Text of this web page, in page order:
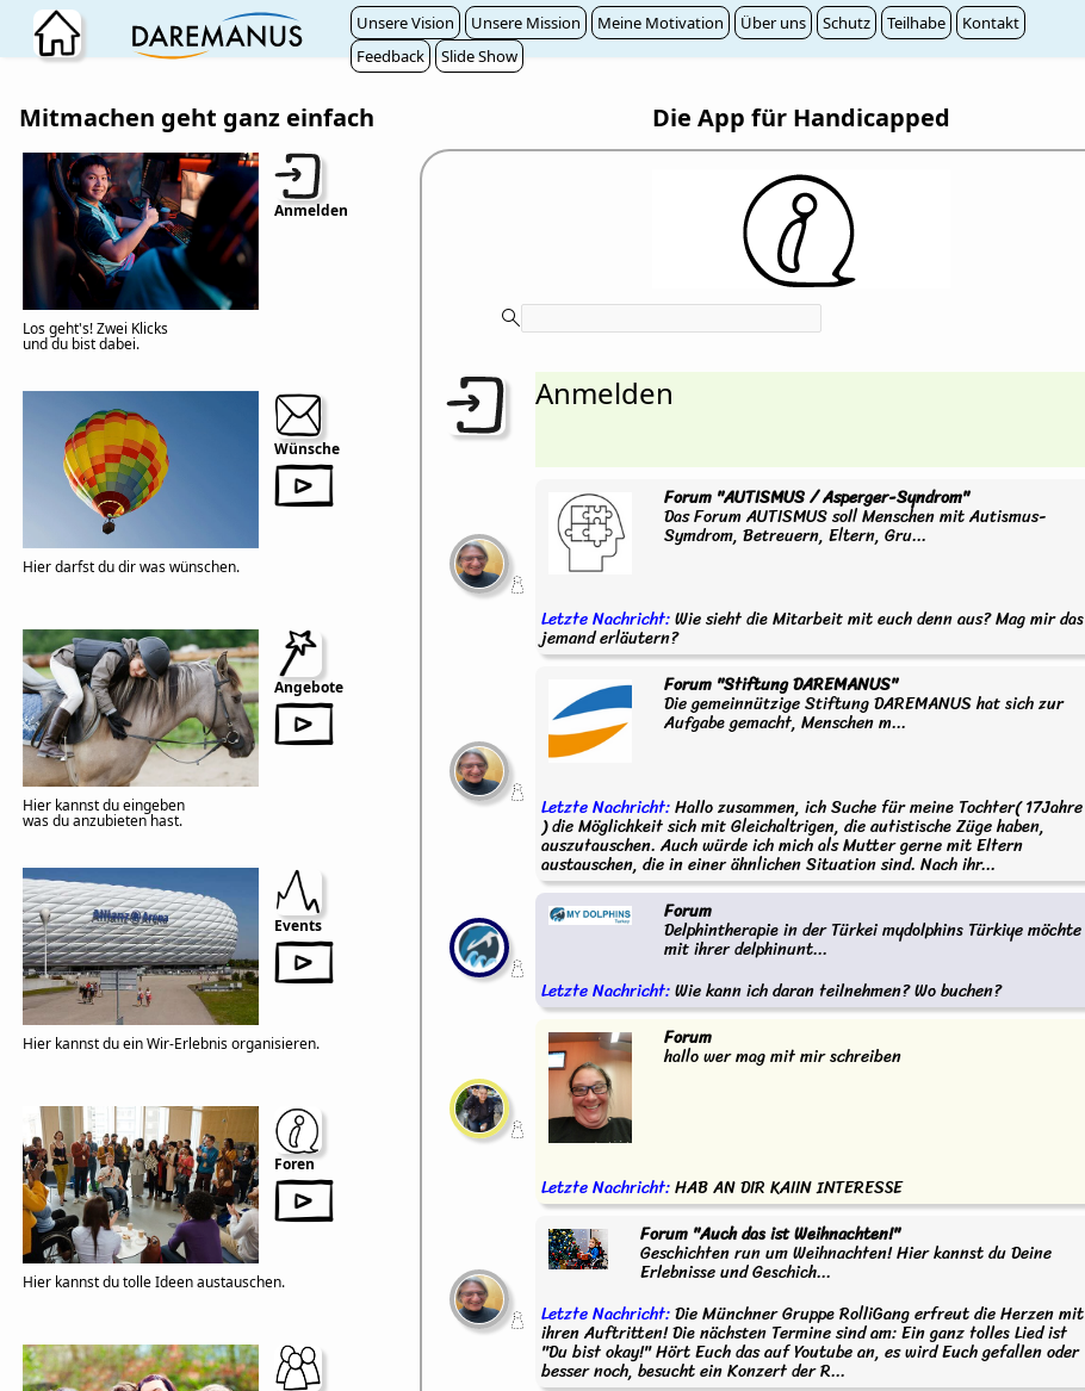
Zum Hauptinhalt wechseln Unsere Vision Unsere Mission Meine Motivation Über uns Schutz Teilhabe
Kontakt
Feedback
Slide Show
Mitmachen geht ganz einfach Die App für Handicapped
Anmelden
Los geht's! Zwei Klicks
und du bist dabei.
Wünsche
Hier darfst du dir was wünschen.
Angebote
Hier kannst du eingeben
was du anzubieten hast.
Events
Hier kannst du ein Wir-Erlebnis organisieren.
Foren
Hier kannst du tolle Ideen austauschen.
Anmelden
Forum "AUTISMUS / Asperger-Syndrom"
Das Forum AUTISMUS soll Menschen mit Autismus-
Symdrom, Betreuern, Eltern, Gru...
Letzte Nachricht:Wie sieht die Mitarbeit mit euch denn aus? Mag mir das
jemand erläutern?
Forum "Stiftung DAREMANUS"
Die gemeinnützige Stiftung DAREMANUS hat sich zur
Aufgabe gemacht, Menschen m...
Letzte Nachricht:Hallo zusammen, ich Suche für meine Tochter( 17Jahre
) die Möglichkeit sich mit Gleichaltrigen, die autistische Züge haben,
auszutauschen. Auch würde ich mich als Mutter gerne mit Eltern
austauschen, die in einer ähnlichen Situation sind. Nach ihr...
Forum
Delphintherapie in der Türkei mydolphins Türkiye möchte
mit ihrer delphinunt...
Letzte Nachricht:Wie kann ich daran teilnehmen? Wo buchen?
Forum
hallo wer mag mit mir schreiben
Letzte Nachricht:HAB AN DIR KAIIN INTERESSE
Forum "Auch das ist Weihnachten!"
Geschichten run um Weihnachten! Hier kannst du Deine
Erlebnisse und Geschich...
Letzte Nachricht:Die Münchner Gruppe RolliGang erfreut die Herzen mit
ihren Auftritten! Die nächsten Termine sind am: Ein ganz tolles Lied ist
"Du bist okay!" Hört Euch das auf Youtube an, es wird Euch gefallen oder
besser noch, besucht ein Konzert der R...